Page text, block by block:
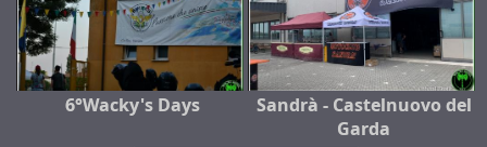
6°Wacky's Days
Sandrà - Castelnuovo del
Garda